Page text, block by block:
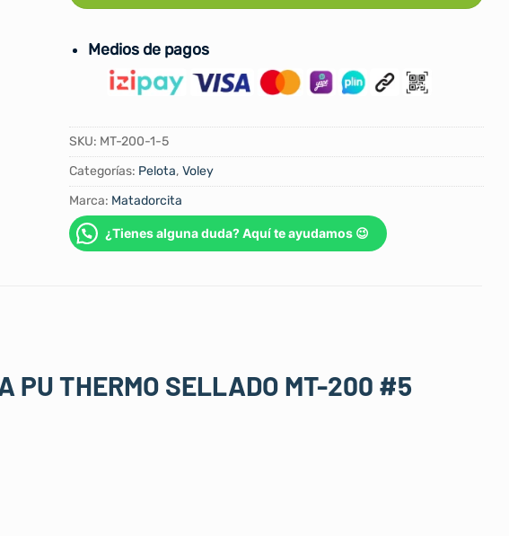
Medios de pagos
SKU: MT-200-1-5
Categorías: Pelota, Voley
Marca: Matadorcita
¿Tienes alguna duda? Aquí te ayudamos 😉
PU THERMO SELLADO MT-200 #5